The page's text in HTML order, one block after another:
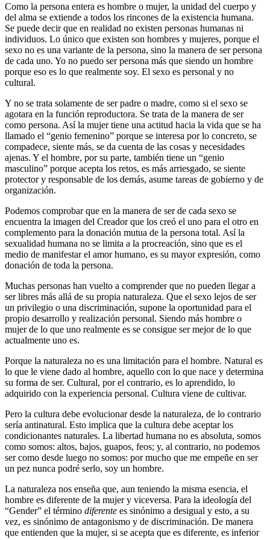
Como la persona entera es hombre o mujer, la unidad del cuerpo y
del alma se extiende a todos los rincones de la existencia humana.
Se puede decir que en realidad no existen personas humanas ni
individuos. Lo único que existen son hombres y mujeres, porque el
sexo no es una variante de la persona, sino la manera de ser persona
de cada uno. Yo no puedo ser persona más que siendo un hombre
porque eso es lo que realmente soy. El sexo es personal y no
cultural.
Y no se trata solamente de ser padre o madre, como si el sexo se
agotara en la función reproductora. Se trata de la manera de ser
como persona. Así la mujer tiene una actitud hacia la vida que se ha
llamado el “genio femenino” porque se interesa por lo concreto, se
compadece, siente más, se da cuenta de las cosas y necesidades
ajenas. Y el hombre, por su parte, también tiene un “genio
masculino” porque acepta los retos, es más arriesgado, se siente
protector y responsable de los demás, asume tareas de gobierno y de
organización.
Podemos comprobar que en la manera de ser de cada sexo se
encuentra la imagen del Creador que los creó el uno para el otro en
complemento para la donación mutua de la persona total. Así la
sexualidad humana no se limita a la procreación, sino que es el
medio de manifestar el amor humano, es su mayor expresión, como
donación de toda la persona.
Muchas personas han vuelto a comprender que no pueden llegar a
ser libres más allá de su propia naturaleza. Que el sexo lejos de ser
un privilegio o una discriminación, supone la oportunidad para el
propio desarrollo y realización personal. Siendo más hombre o
mujer de lo que uno realmente es se consigue ser mejor de lo que
actualmente uno es.
Porque la naturaleza no es una limitación para el hombre. Natural es
lo que le viene dado al hombre, aquello con lo que nace y determina
su forma de ser. Cultural, por el contrario, es lo aprendido, lo
adquirido con la experiencia personal. Cultura viene de cultivar.
Pero la cultura debe evolucionar desde la naturaleza, de lo contrario
sería antinatural. Esto implica que la cultura debe aceptar los
condicionantes naturales. La libertad humana no es absoluta, somos
como somos: altos, bajos, guapos, feos; y, al contrario, no podemos
ser como desde luego no somos: por mucho que me empeñe en ser
un pez nunca podré serlo, soy un hombre.
La naturaleza nos enseña que, aun teniendo la misma esencia, el
hombre es diferente de la mujer y viceversa. Para la ideología del
“Gender” el término diferente es sinónimo a desigual y esto, a su
vez, es sinónimo de antagonismo y de discriminación. De manera
que entienden que la mujer, si se acepta que es diferente, es inferior